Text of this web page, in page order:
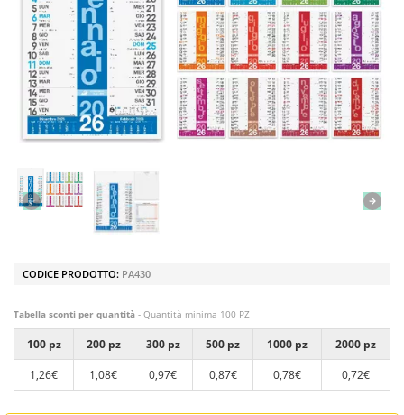
CODICE PRODOTTO: PA430
Tabella sconti per quantità - Quantità minima 100 PZ
100 pz 200 pz 300 pz 500 pz 1000 pz
2000 pz
1,26€
1,08€ 0,97€ 0,87€ 0,78€ 0,72€